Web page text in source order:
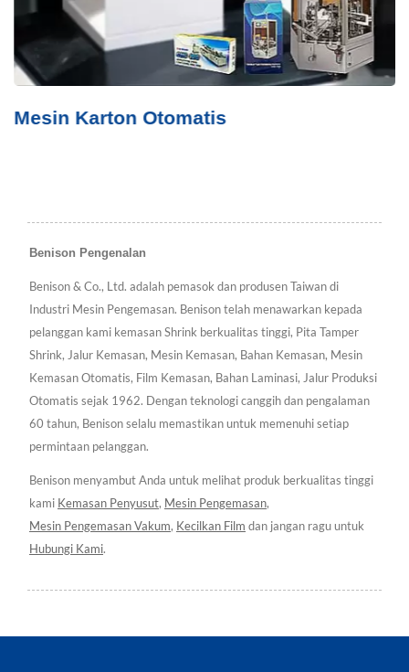
Mesin Karton Otomatis
Benison Pengenalan
Benison & Co., Ltd. adalah pemasok dan produsen Taiwan di
Industri Mesin Pengemasan. Benison telah menawarkan kepada
pelanggan kami kemasan Shrink berkualitas tinggi, Pita Tamper
Shrink, Jalur Kemasan, Mesin Kemasan, Bahan Kemasan, Mesin
Kemasan Otomatis, Film Kemasan, Bahan Laminasi, Jalur Produksi
Otomatis sejak 1962. Dengan teknologi canggih dan pengalaman
60 tahun, Benison selalu memastikan untuk memenuhi setiap
permintaan pelanggan.
Benison menyambut Anda untuk melihat produk berkualitas tinggi
kami Kemasan Penyusut, Mesin Pengemasan,
Mesin Pengemasan Vakum, Kecilkan Film dan jangan ragu untuk
Hubungi Kami.